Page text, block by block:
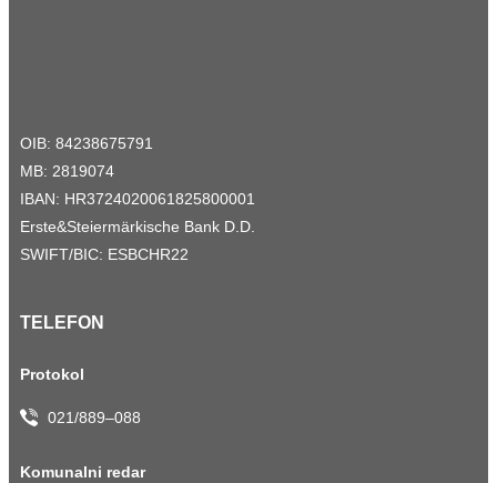
OIB: 84238675791
MB: 2819074
IBAN: HR3724020061825800001
Erste&Steiermärkische Bank D.D.
SWIFT/BIC: ESBCHR22
TELEFON
Protokol
021/889–088
Komunalni redar